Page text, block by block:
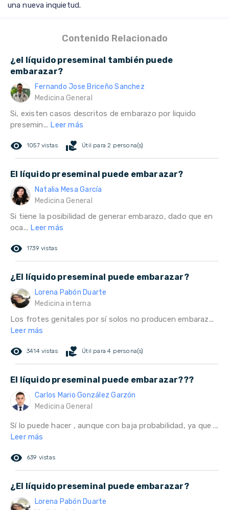
una nueva inquietud.
Contenido Relacionado
¿el líquido preseminal también puede
embarazar?
Fernando Jose Briceño Sanchez
Medicina General
Si, existen casos descritos de embarazo por liquido
presemin... Leer más
remove_red_eye 1057 vistas volunteer_activism Útil para 2 persona(s)
El líquido preseminal puede embarazar?
Natalia Mesa García
Medicina General
Si tiene la posibilidad de generar embarazo, dado que en
oca... Leer más
remove_red_eye 1739 vistas
¿El líquido preseminal puede embarazar?
Lorena Pabón Duarte
Medicina interna
Los frotes genitales por sí solos no producen embaraz...
Leer más
remove_red_eye 3414 vistas volunteer_activism Útil para 4 persona(s)
El líquido preseminal puede embarazar???
Carlos Mario González Garzón
Medicina General
Sí lo puede hacer , aunque con baja probabilidad, ya que ...
Leer más
remove_red_eye 639 vistas
¿El líquido preseminal puede embarazar?
Lorena Pabón Duarte